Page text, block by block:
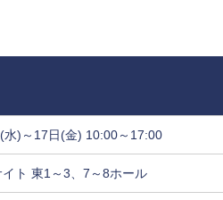
水)～17日(金) 10:00～17:00
ト 東1～3、7～8ホール